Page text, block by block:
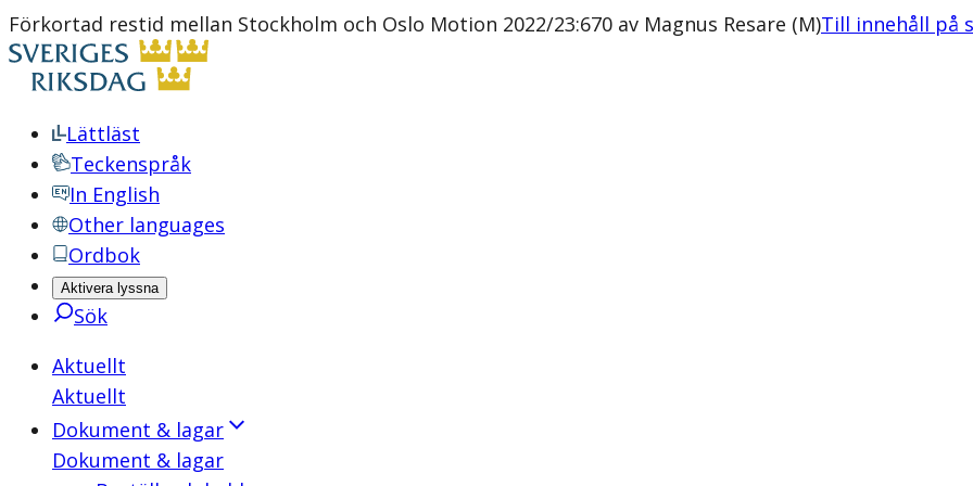
Förkortad restid mellan Stockholm och Oslo Motion 2022/23:670 av Magnus Resare (M)Till innehåll på
Lättläst
Teckenspråk
In English
Other languages
Ordbok
Aktivera lyssna
Sök
Aktuellt
Aktuellt
Dokument & lagar
Dokument & lagar